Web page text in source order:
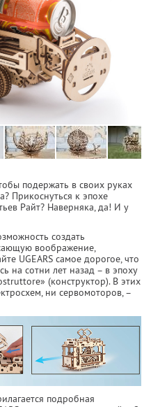
подержать в своих руках
Прикоснуться к эпохе
Райт? Наверняка, да! И у
создать
воображение,
UGEARS самое дорогое, что
на сотни лет назад – в эпоху
(конструктор). В этих
ни сервомоторов, –
подробная